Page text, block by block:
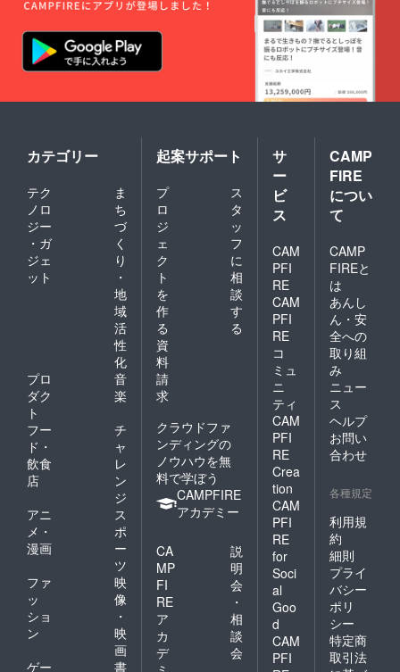
カテゴリー
テク
ノロ
ジー
・ガ
ジェ
ット
ま
ち
づ
く
り
・
地
域
活
性
化
プロ
ダク
ト
音
楽
フー
ド・
飲食
店
チ
ャ
レ
ン
ジ
アニ
メ・
漫画
ス
ポ
ー
ツ
ファ
ッ
ショ
ン
映
像
・
映
画
ゲー
書
起案サポート
プ
ロ
ジ
ェ
ク
ト
を
作
る
ス
タ
ッ
フ
に
相
談
す
る
資
料
請
求
クラウドファ
ンディングの
ノウハウを無
料で学ぼう
CAMPFIRE
アカデミー
CA
MP
FI
RE
ア
カ
デ
説
明
会
・
相
談
会
サ
ー
ビ
ス
CAM
PFI
RE
CAM
PFI
RE
コ
ミュ
ニ
ティ
CAM
PFI
RE
Crea
tion
CAM
PFI
RE
for
Soci
al
Goo
d
CAM
PFI
CAMP
FIRE
につい
て
CAMP
FIREと
は
あんし
ん・安
全への
取り組
み
ニュー
ス
ヘルプ
お問い
合わせ
各種規定
利用規
約
細則
プライ
バシー
ポリ
シー
特定商
取引法